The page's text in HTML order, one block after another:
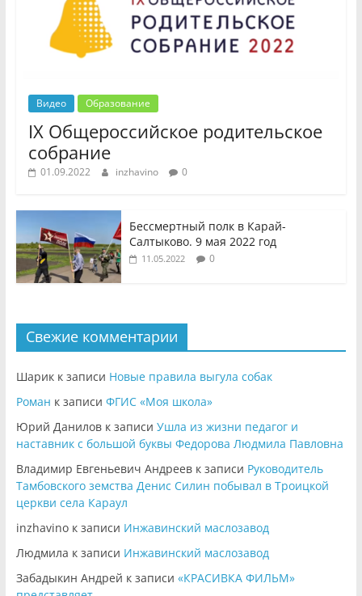
Видео Образование
IX Общероссийское родительское
собрание
01.09.2022 inzhavino 0
Бессмертный полк в Карай-
Салтыково. 9 мая 2022 год
11.05.2022 0
Свежие комментарии
Шарикк записи Новые правила выгула собак
Роман к записи ФГИС «Моя школа»
Юрий Даниловк записи Ушла из жизни педагог и
наставник с большой буквы Федорова Людмила Павловна
Владимир Евгеньевич Андреевк записи Руководитель
Тамбовского земства Денис Силин побывал в Троицкой
церкви села Караул
inzhavinoк записи Инжавинский маслозавод
Людмила к записи Инжавинский маслозавод
Забадыкин Андрей к записи «КРАСИВКА ФИЛЬМ»